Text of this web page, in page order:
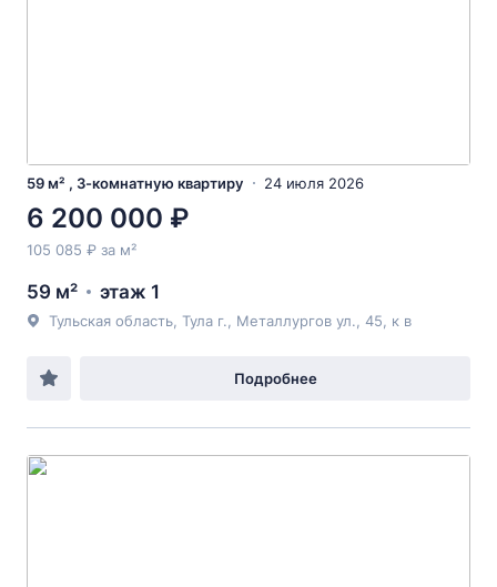
59 м² , 3-комнатную квартиру 24 июля 2026
6 200 000 ₽
105 085 ₽ за м²
59 м² этаж 1
Тульская область, Тула г., Металлургов ул., 45, к в
Подробнее